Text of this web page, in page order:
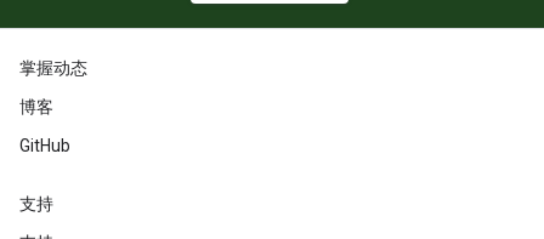
掌握动态
博客
GitHub
支持